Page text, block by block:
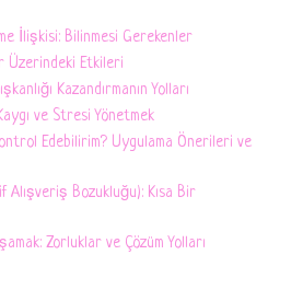
İlişkisi: Bilinmesi Gerekenler
Üzerindeki Etkileri
Kazandırmanın Yolları
ve Stresi Yönetmek
Edebilirim? Uygulama Önerileri ve
Alışveriş Bozukluğu): Kısa Bir
Zorluklar ve Çözüm Yolları